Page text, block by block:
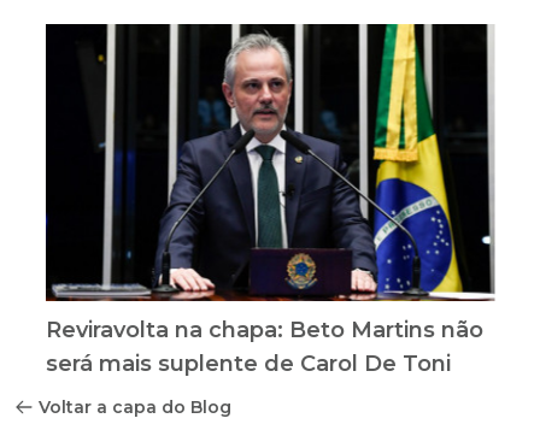
Reviravolta na chapa: Beto Martins não
será mais suplente de Carol De Toni
Voltar a capa do Blog